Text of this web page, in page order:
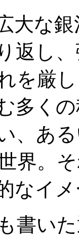
な銀
返し
を厳
多く
、あ
界。
なイ
書い